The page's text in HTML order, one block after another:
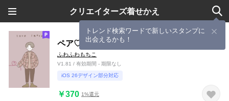
クリエイターズ着せかえ
トレンド検索ワードで新しいスタンプに
出会えるかも！
ペア♡シンプル男の子
ふわふわもちこ
V1.81 / 有効期間 - 期限なし
iOS 26デザイン部分対応
￥370 1%還元